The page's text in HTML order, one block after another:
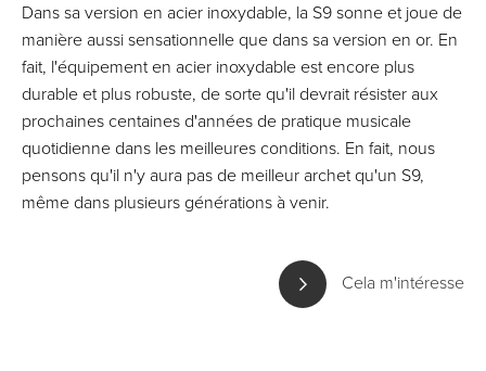
Dans sa version en acier inoxydable, la S9 sonne et joue de
manière aussi sensationnelle que dans sa version en or. En
fait, l'équipement en acier inoxydable est encore plus
durable et plus robuste, de sorte qu'il devrait résister aux
prochaines centaines d'années de pratique musicale
quotidienne dans les meilleures conditions. En fait, nous
pensons qu'il n'y aura pas de meilleur archet qu'un S9,
même dans plusieurs générations à venir.
Cela m'intéresse